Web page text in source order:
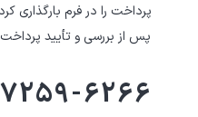
پرداخت را در فرم بارگذاری
پس از بررسی و تأیید
6266